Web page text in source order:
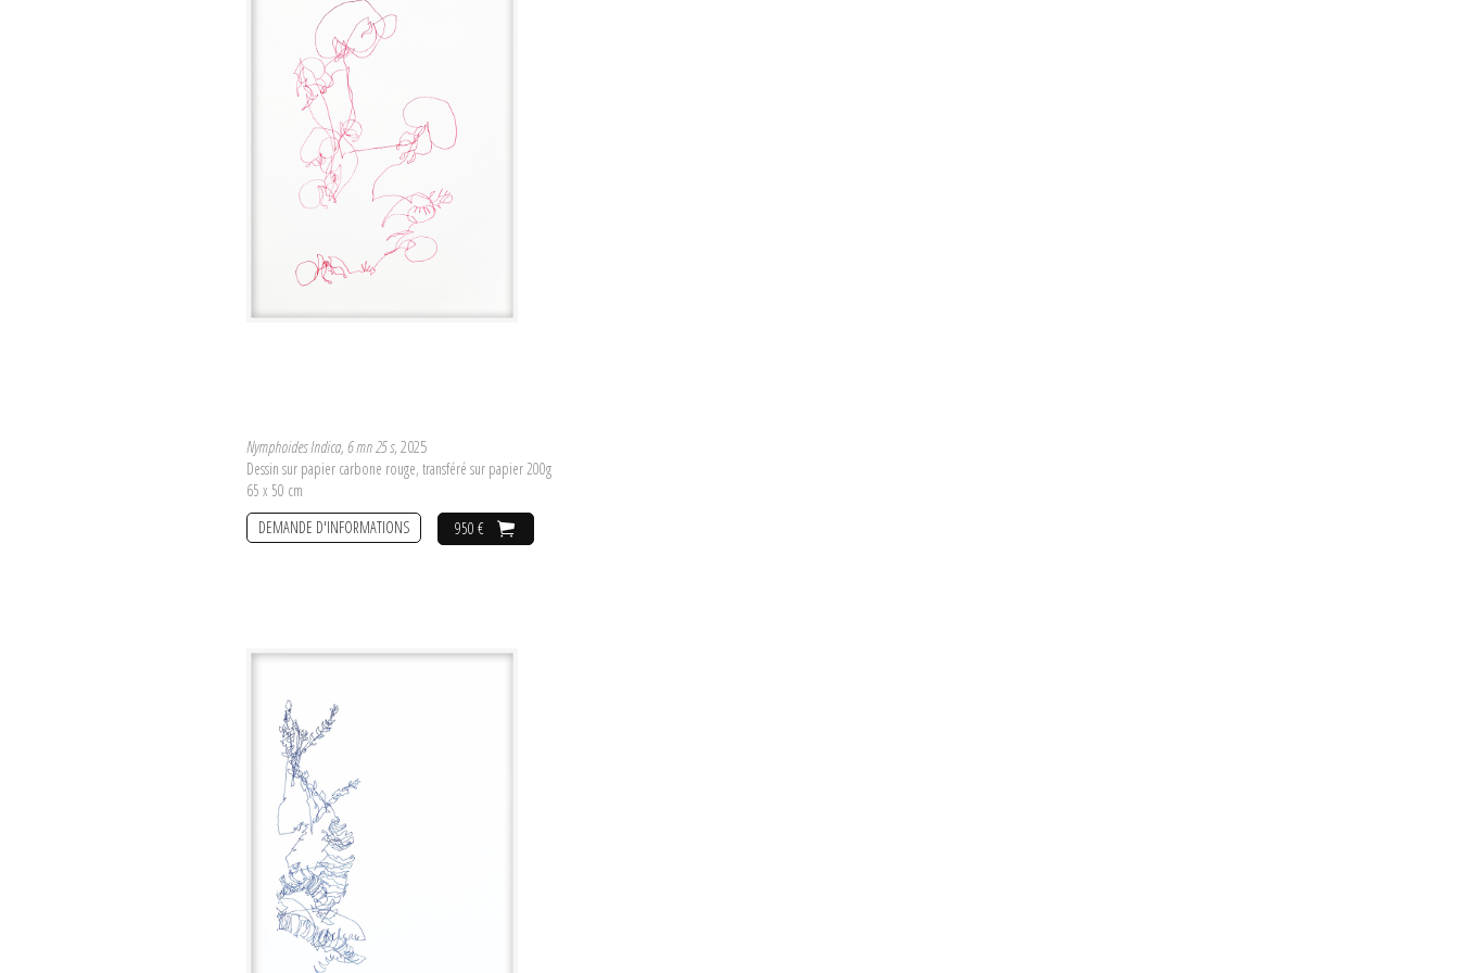
Nymphoides Indica, 6 mn 25 s, 2025
Dessin sur papier carbone rouge, transféré sur papier 200g
65 x 50 cm
950 €
DEMANDE D'INFORMATIONS